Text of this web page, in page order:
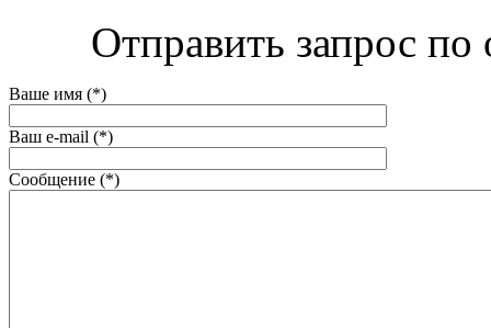
Отправить запрос
Ваше имя (*)
Ваш e-mail (*)
Сообщение (*)